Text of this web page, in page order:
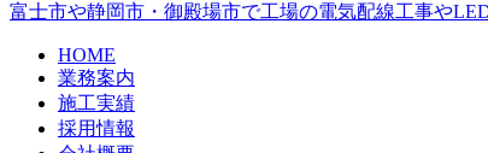
富士市や静岡市・御殿場市で工場の電気配線工事や
HOME
業務案内
施工実績
採用情報